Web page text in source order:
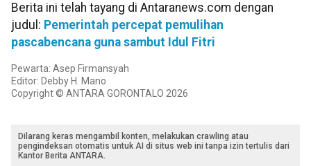
Berita ini telah tayang di Antaranews.com dengan
judul: Pemerintah percepat pemulihan
pascabencana guna sambut Idul Fitri
Pewarta: Asep Firmansyah
Editor: Debby H. Mano
Copyright © ANTARA GORONTALO 2026
Dilarang keras mengambil konten, melakukan crawling atau
pengindeksan otomatis untuk AI di situs web ini tanpa izin tertulis dari
Kantor Berita ANTARA.